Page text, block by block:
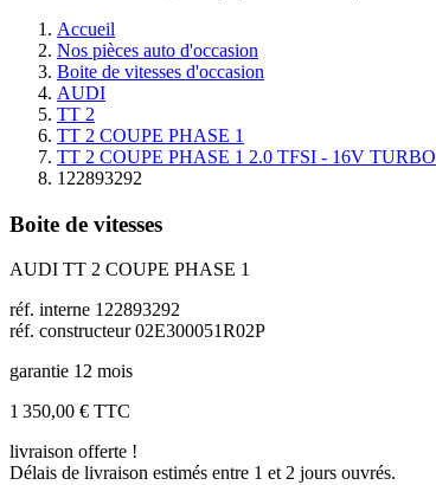
Accueil
Nos pièces auto d'occasion
Boite de vitesses d'occasion
AUDI
TT 2
TT 2 COUPE PHASE 1
TT 2 COUPE PHASE 1 2.0 TFSI - 16V TURBO
122893292
Boite de vitesses
AUDI TT 2 COUPE PHASE 1
réf. interne 122893292
réf. constructeur 02E300051R02P
garantie 12 mois
1 350,00 € TTC
livraison offerte !
Délais de livraison estimés entre 1 et 2 jours ouvrés.